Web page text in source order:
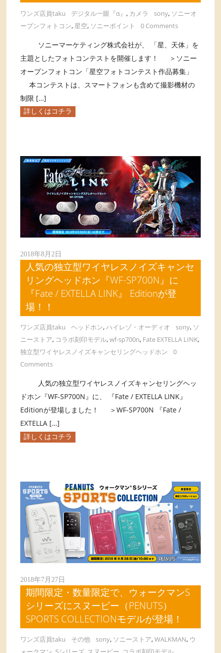
ワンズ店員taku デジタル一眼『α』 , カメラ sony, ソニーオ
ープンフォトコン,星空, ソニーポイント 0 Comments
ソニーマーケティング株式会社が、 「星、天体」を
主題としたフォトコンテストを開催します！ ＞ソニー
オープンフォトコン「星空フォトコンテスト作品募集」
本コンテストは、スマートフォンも含めて撮影機材の
制限 […]
詳しくはコチラ
2018年8月2日
人気の独立型ワイヤレスノイズキャンセ
リングヘッドホン『WF-SP700N』に
『Fate / EXTELLA LINK』 Editionが登
場！！
ワンズ店員taku ヘッドホン,ハイレゾ・オーディオ sony, ソ
ニーストア, コラボ刻印モデル,wf-sp700n, Fate EXTELLA LINK,
独立型ワイヤレスノイズキャンセリングヘッドホン
0
Comments
人気の独立型ワイヤレスノイズキャンセリングヘッ
ドホン『WF-SP700N』に、 『Fate / EXTELLA LINK』
Editionが登場しました！ ＞WF-SP700N 『Fate /
EXTELLA […]
詳しくはコチラ
2018年7月27日
期間限定・数量限定で、ウォークマンS
シリーズにスヌーピー（PENUTS）
SPORTS COLLECTIONモデルが登場！
ワンズ店員taku その他 sony, ソニーストア,WALKMAN, ウ